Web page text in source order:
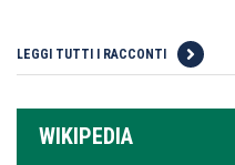
LEGGI TUTTI I RACCONTI
WIKIPEDIA